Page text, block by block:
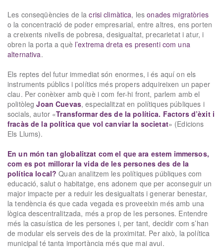
Les conseqüències de lacrisi climàtica, lesonades migratòries
o la concentració de poder empresarial, entre altres, ens porten
a creixents nivells de pobresa, desigualtat, precarietat i atur, i
obren la porta a què l’extrema dreta es presenti com una
alternativa.
Els reptes del futur immediat són enormes, i és aquí on els
instruments públics i polítics més propers adquireixen un paper
clau. Per conèixer amb què i com fer-hi front, parlem amb el
politòlegJoan Cuevas, especialitzat en polítiques públiques i
socials, autor «Transformar des de la política. Factors d’èxit i
fracàs de la política que vol canviar la societat» (Edicions
Els Llums).
En un món tan globalitzat com el que ara estem immersos,
com es pot millorar la vida de les persones des de la
política local? Quan analitzem les polítiques públiques com
educació, salut o habitatge, ens adonem que per aconseguir un
major impacte per a reduir les desigualtats i generar benestar,
la tendència és que cada vegada es proveeixin més amb una
lògica descentralitzada, més a prop de les persones. Entendre
més la casuística de les persones i, per tant, decidir com s’han
de modular els serveis des de la proximitat. Per això, la política
municipal té tanta importància més que mai avui.